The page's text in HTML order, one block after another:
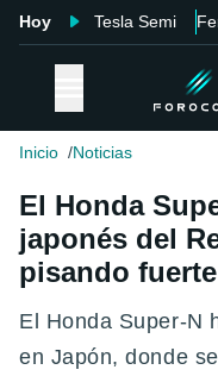
Hoy Tesla Semi
Inicio Noticias
El Honda
japonés del
pisando fuerte
El Honda Super-N
en Japón, donde